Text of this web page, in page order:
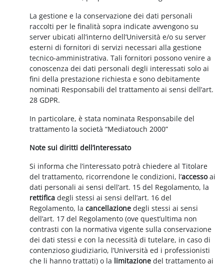
La gestione e la conservazione dei dati personali
raccolti per le finalità sopra indicate avvengono su
server ubicati all’interno dell’Università e/o su server
esterni di fornitori di servizi necessari alla gestione
tecnico-amministrativa. Tali fornitori possono venire a
conoscenza dei dati personali degli interessati solo ai
fini della prestazione richiesta e sono debitamente
nominati Responsabili del trattamento ai sensi dell’art.
28 GDPR.
In particolare, è stata nominata Responsabile del
trattamento la società “Mediatouch 2000”
Note sui diritti dell’interessato
Si informa che l’interessato potrà chiedere al Titolare
del trattamento, ricorrendone le condizioni, l’accessoai
dati personali ai sensi dell’art. 15 del Regolamento, la
rettificadegli stessi ai sensi dell’art. 16 del
Regolamento, lacancellazione degli stessi ai sensi
dell’art. 17 del Regolamento (ove quest’ultima non
contrasti con la normativa vigente sulla conservazione
dei dati stessi e con la necessità di tutelare, in caso di
contenzioso giudiziario, l’Università ed i professionisti
che li hanno trattati) o la limitazione del trattamento ai